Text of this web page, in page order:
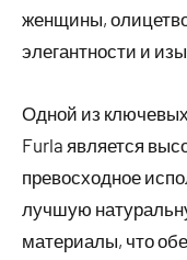
женщины,
элегантности и
Одной из
Furla является
превосходное
лучшую
материалы, что